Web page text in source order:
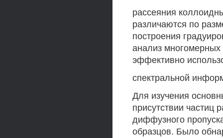
рассеяния
различаются по
построения
анализ
эффективно
спектральной
Для изучения
присутствии
диффузного
образцов. Было